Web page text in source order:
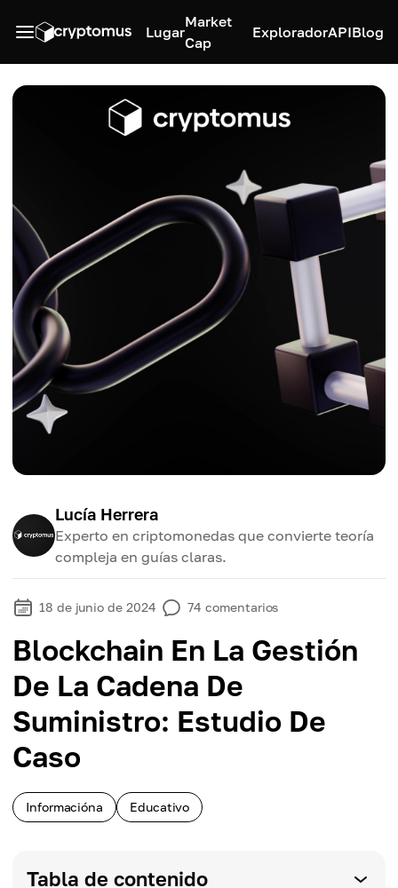
Lugar
Market
Cap
ExploradorAPIBlog
Lucía Herrera
Experto en criptomonedas que convierte teoría
compleja en guías claras.
18 de junio de 2024 74 comentarios
Blockchain En La Gestión
De La Cadena De
Suministro: Estudio De
Caso
Informacióna Educativo
Tabla de contenido